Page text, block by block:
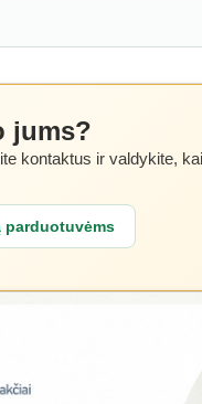
jums?
kontaktus ir valdykite,
parduotuvėms